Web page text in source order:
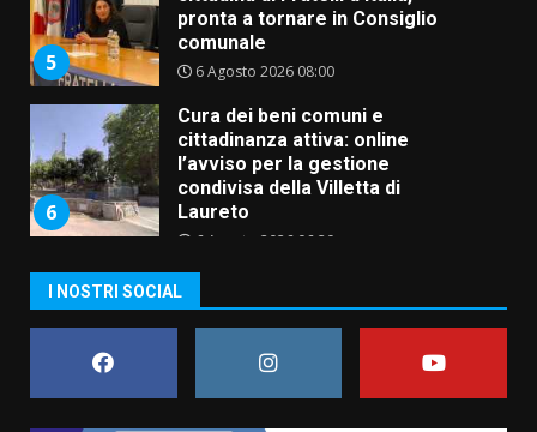
6
Cura dei beni comuni e
cittadinanza attiva: online
l’avviso per la gestione
condivisa della Villetta di
Laureto
6 Agosto 2026 06:20
La magia del Minareto e la prima
assoluta de “L’Albergo
appuntamento con “Fasano in
I NOSTRI SOCIAL